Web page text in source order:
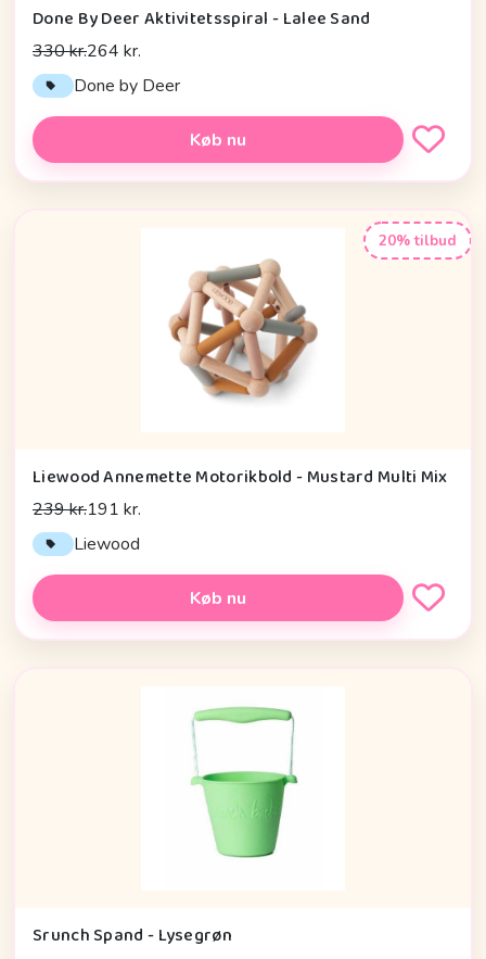
Done By Deer Aktivitetsspiral - Lalee Sand
330 kr.264 kr.
Done by Deer
Køb nu
20% tilbud
Liewood Annemette Motorikbold - Mustard Multi Mix
239 kr.191 kr.
Liewood
Køb nu
Srunch Spand - Lysegrøn